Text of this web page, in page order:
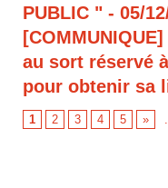
PUBLIC " - 05/
au sort réservé
pour obtenir sa
1 2 3 4 5 »